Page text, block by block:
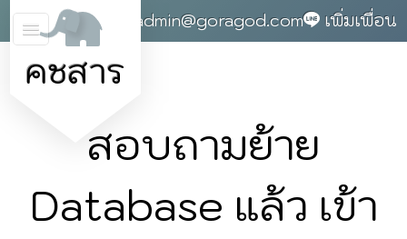
คชสาร
0868142004 admin@goragod.com เพิ่มเพื่อน
สอบถามย้าย
Database แล้ว เข้า